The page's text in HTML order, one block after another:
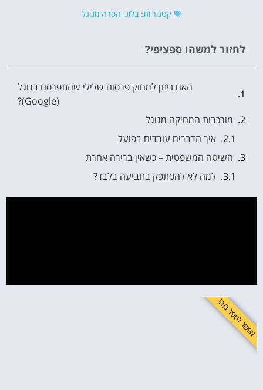
קטגוריות: בלוג, הסרה מגוגל
לחזור למשהו ספציפי?
האם ניתן למחוק פרסום שלילי שהתפרסם בגוגל
(Google)?
מורכבות המחיקה מגוגל
איך הדברים עובדים בפועל
השיטה המשפטית – כשאין ברירה אחרת
למה לא להסתפק בתביעה בלבד?
פנייה ישירה לעורך האתר – מה הסיכוי להיענות?
הבעיה מחוץ לאירופה
אסטרטגיית הדחיקה – כשהסרה מלאה אינה אפשריתאפשר לטפל בזה!